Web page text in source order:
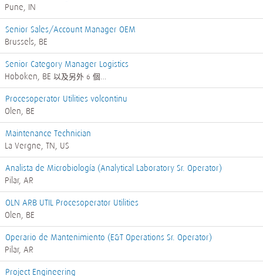
Pune, IN
Senior Sales/Account Manager OEM
Brussels, BE
Senior Category Manager Logistics
Hoboken, BE 以及另外 6 個…
Procesoperator Utilities volcontinu
Olen, BE
Maintenance Technician
La Vergne, TN, US
Analista de Microbiología (Analytical Laboratory Sr. Operator)
Pilar, AR
OLN ARB UTIL Procesoperator Utilities
Olen, BE
Operario de Mantenimiento (E&T Operations Sr. Operator)
Pilar, AR
Project Engineering